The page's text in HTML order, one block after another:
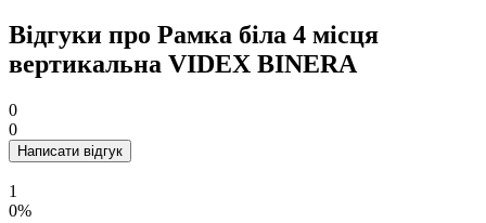
Відгуки про Рамка біла 4 місця
вертикальна VIDEX BINERA
0
0
Написати відгук
1
0%